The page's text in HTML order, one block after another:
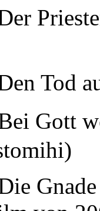
Tod
Gott
Gnade